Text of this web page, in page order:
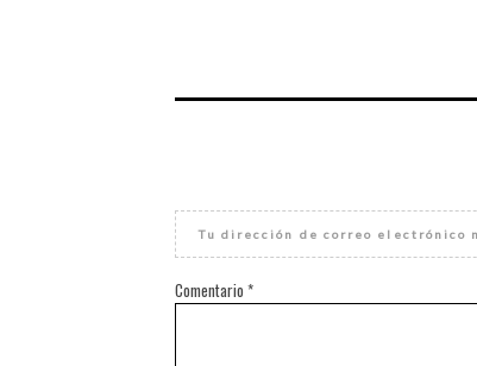
Tu dirección de correo electrónico
Comentario *